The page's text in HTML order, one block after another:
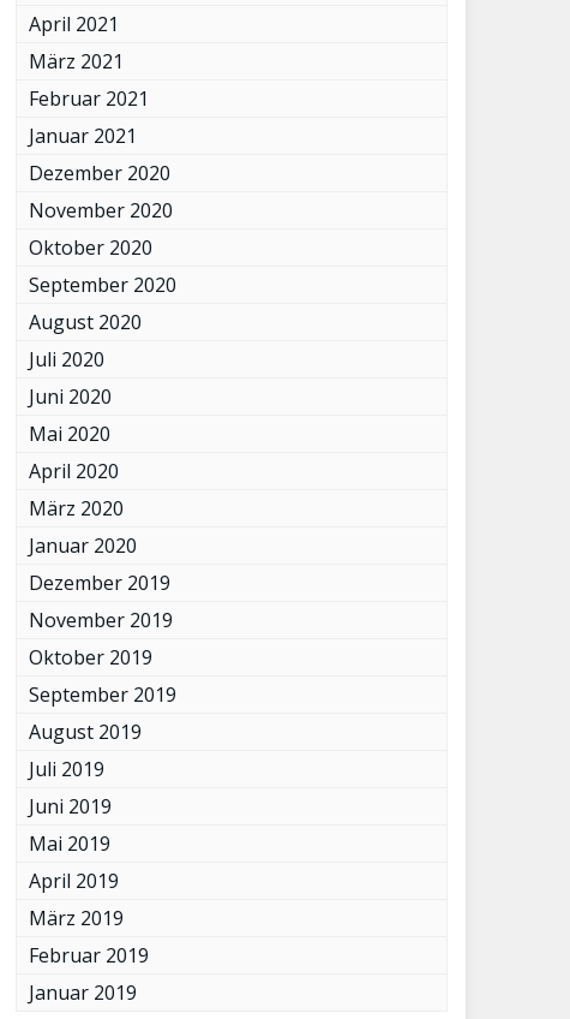
April 2021
März 2021
Februar 2021
Januar 2021
Dezember 2020
November 2020
Oktober 2020
September 2020
August 2020
Juli 2020
Juni 2020
Mai 2020
April 2020
März 2020
Januar 2020
Dezember 2019
November 2019
Oktober 2019
September 2019
August 2019
Juli 2019
Juni 2019
Mai 2019
April 2019
März 2019
Februar 2019
Januar 2019